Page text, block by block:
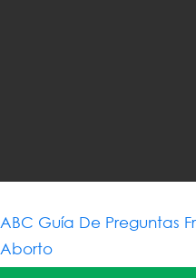
ABC Guía De Preguntas
Aborto